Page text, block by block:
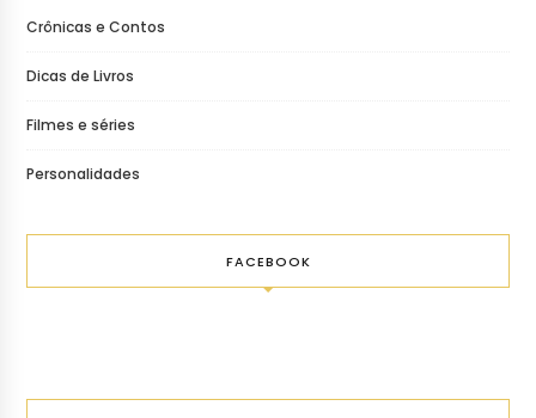
Crônicas e Contos
Dicas de Livros
Filmes e séries
Personalidades
FACEBOOK